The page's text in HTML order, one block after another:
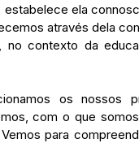
estabelece ela
através dela
contexto da
os nossos
com o que
para